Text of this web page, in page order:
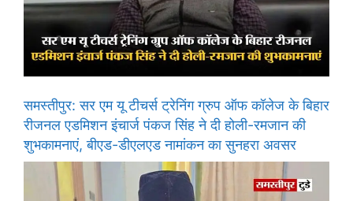
समस्तीपुर: सर एम यू टीचर्स ट्रेनिंग ग्रुप ऑफ कॉलेज के बिहार
रीजनल एडमिशन इंचार्ज पंकज सिंह ने दी होली-रमजान की
शुभकामनाएं, बीएड-डीएलएड नामांकन का सुनहरा अवसर